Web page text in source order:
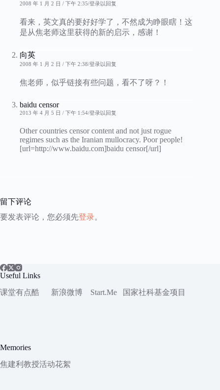
2008 年 1 月 2 日 / 下午 2:35 登录以回复
看来，英文真的要好好学了，不然成为睁眼瞎！这
是从焦老师这里获得的新的启示，感谢！
向英
2008 年 1 月 2 日 / 下午 2:38 登录以回复
焦老师，似乎链接有些问题，看不了呀？！
baidu censor
2013 年 4 月 5 日 / 下午 1:54 登录以回复
Other countries censor content and not just rogue
regimes such as the Iranian mullocracy. Poor people!
[url=http://www.baidu.com]baidu censor[/url]
留下评论
要发表评论，您必须先登录。
Useful Links
课堂有点酷
新浪微博 Start.Me 国家社科基金项目
Memories
焦建利教授活动花絮